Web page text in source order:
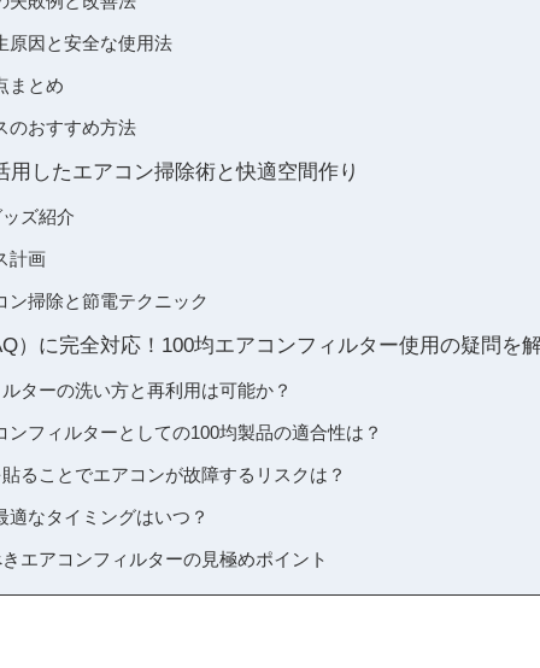
原因と安全な使用法
まとめ
のおすすめ方法
用したエアコン掃除術と快適空間作り
ズ紹介
計画
ン掃除と節電テクニック
）に完全対応！100均エアコンフィルター使用の疑問を
ターの洗い方と再利用は可能か？
ンフィルターとしての100均製品の適合性は？
ることでエアコンが故障するリスクは？
適なタイミングはいつ？
エアコンフィルターの見極めポイント